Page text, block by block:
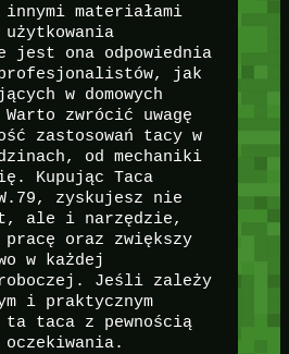
innymi materiałami
jest ona odpowiednia
jak
w domowych
zwrócić uwagę
zastosowań tacy w
od mechaniki
Kupując Taca
zyskujesz nie
ale i narzędzie,
oraz zwiększy
w każdej
Jeśli zależy
i praktycznym
taca z pewnością